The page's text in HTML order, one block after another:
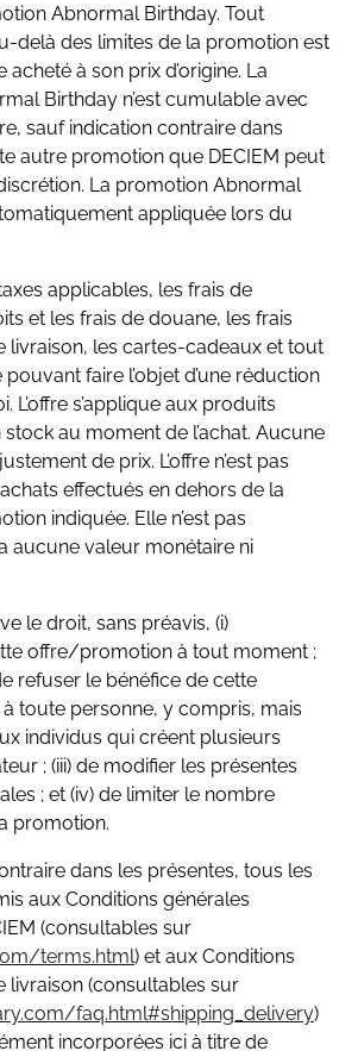
Abnormal Birthday. Tout
delà des limites de la promotion est
acheté à son prix d’origine. La
Birthday n’est cumulable avec
sauf indication contraire dans
autre promotion que DECIEM peut
La promotion Abnormal
appliquée lors du
applicables, les frais de
et les frais de douane, les frais
livraison, les cartes-cadeaux et tout
faire l’objet d’une réduction
L’offre s’applique aux produits
au moment de l’achat. Aucune
de prix. L’offre n’est pas
effectués en dehors de la
indiquée. Elle n’est pas
aucune valeur monétaire ni
le droit, sans préavis, (i)
offre/promotion à tout moment ;
refuser le bénéfice de cette
toute personne, y compris, mais
individus qui créent plusieurs
; (iii) de modifier les présentes
; et (iv) de limiter le nombre
promotion.
dans les présentes, tous les
aux Conditions générales
(consultables sur
terms.html) et aux Conditions
livraison (consultables sur
faq.html#shipping_delivery)
incorporées ici à titre de